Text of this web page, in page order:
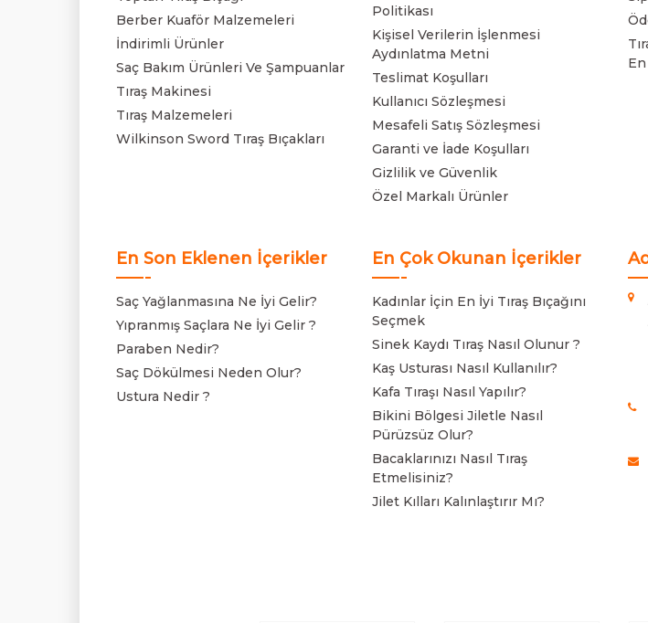
Berber Kuaför Malzemeleri
İndirimli Ürünler
Saç Bakım Ürünleri Ve Şampuanlar
Tıraş Makinesi
Tıraş Malzemeleri
Wilkinson Sword Tıraş Bıçakları
Politikası
Kişisel Verilerin İşlenmesi
Aydınlatma Metni
Teslimat Koşulları
Kullanıcı Sözleşmesi
Mesafeli Satış Sözleşmesi
Garanti ve İade Koşulları
Gizlilik ve Güvenlik
Özel Markalı Ürünler
En Son Eklenen İçerikler
Saç Yağlanmasına Ne İyi Gelir?
Yıpranmış Saçlara Ne İyi Gelir ?
Paraben Nedir?
Saç Dökülmesi Neden Olur?
Ustura Nedir ?
En Çok Okunan İçerikler
Kadınlar İçin En İyi Tıraş Bıçağını
Seçmek
Sinek Kaydı Tıraş Nasıl Olunur ?
Kaş Usturası Nasıl Kullanılır?
Kafa Tıraşı Nasıl Yapılır?
Bikini Bölgesi Jiletle Nasıl
Pürüzsüz Olur?
Bacaklarınızı Nasıl Tıraş
Etmelisiniz?
Jilet Kılları Kalınlaştırır Mı?